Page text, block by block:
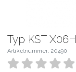
Typ KST X06H
Artikelnummer: 20490